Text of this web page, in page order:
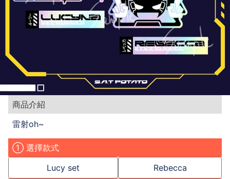
商品介紹
雷射oh~
① 選擇款式
Lucy set
Rebecca